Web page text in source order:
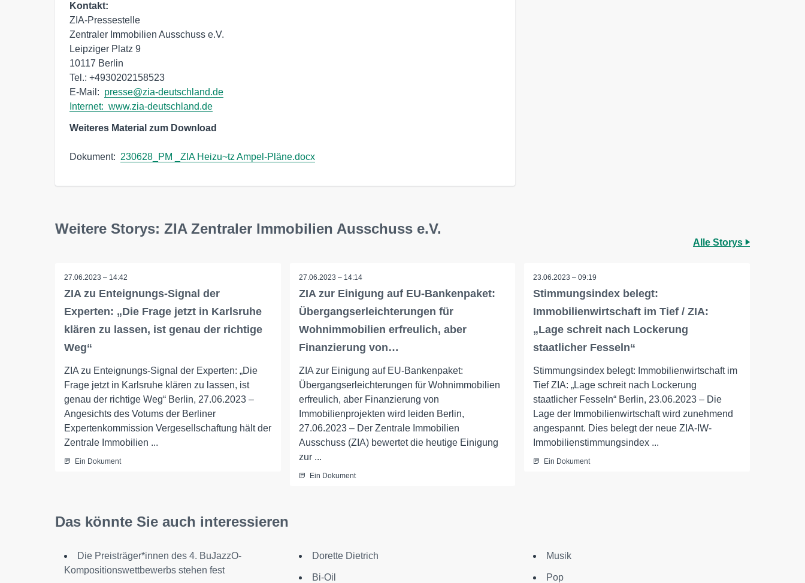
Kontakt:
ZIA-Pressestelle
Zentraler Immobilien Ausschuss e.V.
Leipziger Platz 9
10117 Berlin
Tel.: +4930202158523
E-Mail: presse@zia-deutschland.de
Internet: www.zia-deutschland.de
Weiteres Material zum Download
Dokument: 230628_PM _ZIA Heizu~tz Ampel-Pläne.docx
Weitere Storys: ZIA Zentraler Immobilien Ausschuss e.V.
Alle Storys
27.06.2023 – 14:42
ZIA zu Enteignungs-Signal der
Experten: „Die Frage jetzt in Karlsruhe
klären zu lassen, ist genau der richtige
Weg“
ZIA zu Enteignungs-Signal der Experten: „Die
Frage jetzt in Karlsruhe klären zu lassen, ist
genau der richtige Weg“ Berlin, 27.06.2023 –
Angesichts des Votums der Berliner
Expertenkommission Vergesellschaftung hält der
Zentrale Immobilien ...
Ein Dokument
27.06.2023 – 14:14
ZIA zur Einigung auf EU-Bankenpaket:
Übergangserleichterungen für
Wohnimmobilien erfreulich, aber
Finanzierung von…
ZIA zur Einigung auf EU-Bankenpaket:
Übergangserleichterungen für Wohnimmobilien
erfreulich, aber Finanzierung von
Immobilienprojekten wird leiden Berlin,
27.06.2023 – Der Zentrale Immobilien
Ausschuss (ZIA) bewertet die heutige Einigung
zur ...
Ein Dokument
23.06.2023 – 09:19
Stimmungsindex belegt:
Immobilienwirtschaft im Tief / ZIA:
„Lage schreit nach Lockerung
staatlicher Fesseln“
Stimmungsindex belegt: Immobilienwirtschaft im
Tief ZIA: „Lage schreit nach Lockerung
staatlicher Fesseln“ Berlin, 23.06.2023 – Die
Lage der Immobilienwirtschaft wird zunehmend
angespannt. Dies belegt der neue ZIA-IW-
Immobilienstimmungsindex ...
Ein Dokument
Das könnte Sie auch interessieren
Die Preisträger*innen des 4. BuJazzO-
Kompositionswettbewerbs stehen fest
Dorette Dietrich
Bi-Oil
Musik
Pop